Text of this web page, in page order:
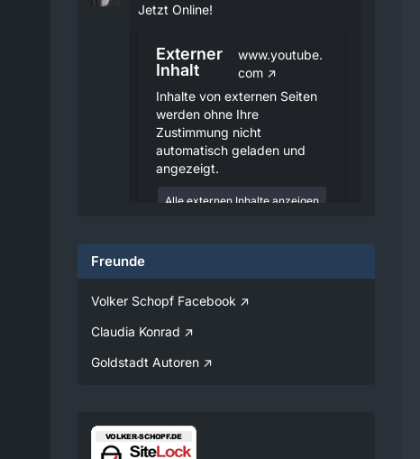
Jetzt Online!
Externer
Inhalt
www.youtube.
com
Inhalte von externen Seiten
werden ohne Ihre
Zustimmung nicht
automatisch geladen und
angezeigt.
Alle externen Inhalte anzeigen
externen Inhalte erklären Sie sich
personenbezogene Daten an
Drittplattformen übermittelt
werden. Mehr Informationen
dazu haben wir in unserer
Datenschutzerklärung zur
Verfügung gestellt.
Volker
Jetzt Online!
Freunde
Volker Schopf Facebook
Claudia Konrad
Goldstadt Autoren